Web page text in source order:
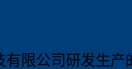
有限公司研发生